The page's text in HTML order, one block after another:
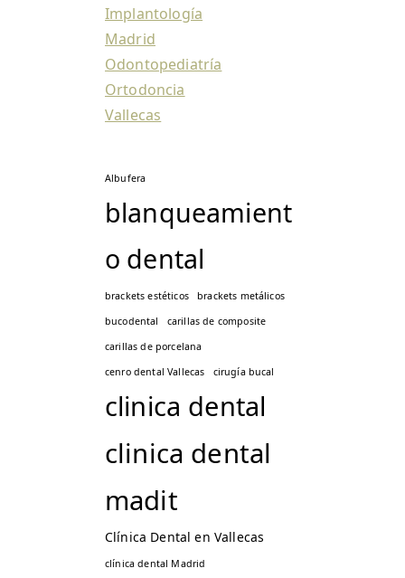
Implantología
Madrid
Odontopediatría
Ortodoncia
Vallecas
Albufera
blanqueamient
o dental
brackets estéticos
brackets metálicos
bucodental
carillas de composite
carillas de porcelana
cenro dental Vallecas
cirugía bucal
clinica dental
clinica dental
madit
Clínica Dental en Vallecas
clínica dental Madrid